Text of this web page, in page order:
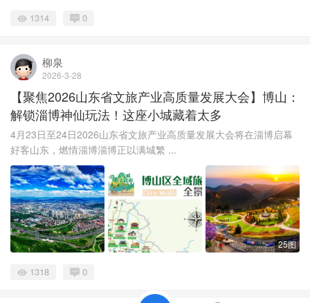
1314 0
柳泉
2026-3-28
【聚焦2026山东省文旅产业高质量发展大会】博山：
解锁淄博神仙玩法！这座小城藏着太多
4月23日至24日2026山东省文旅产业高质量发展大会将在淄博启幕
好客山东，燃情淄博淄博正以满城繁 ...
25图
1318 0